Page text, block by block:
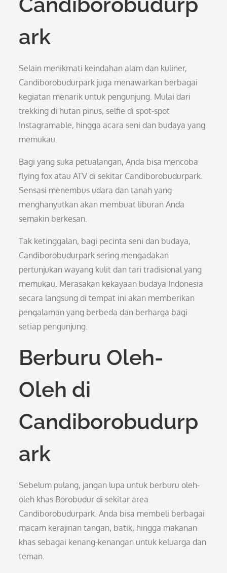
ark
Selain menikmati keindahan alam dan kuliner,
Candiborobudurpark juga menawarkan berbagai
kegiatan menarik untuk pengunjung. Mulai dari
trekking di hutan pinus, selfie di spot-spot
Instagramable, hingga acara seni dan budaya yang
memukau.
Bagi yang suka petualangan, Anda bisa mencoba
flying fox atau ATV di sekitar Candiborobudurpark.
Sensasi menembus udara dan tanah yang
menghanyutkan akan membuat liburan Anda
semakin berkesan.
Tak ketinggalan, bagi pecinta seni dan budaya,
Candiborobudurpark sering mengadakan
pertunjukan wayang kulit dan tari tradisional yang
memukau. Merasakan kekayaan budaya Indonesia
secara langsung di tempat ini akan memberikan
pengalaman yang berbeda dan berharga bagi
setiap pengunjung.
Berburu Oleh-
Oleh di
Candiborobudurp
ark
Sebelum pulang, jangan lupa untuk berburu oleh-
oleh khas Borobudur di sekitar area
Candiborobudurpark. Anda bisa membeli berbagai
macam kerajinan tangan, batik, hingga makanan
khas sebagai kenang-kenangan untuk keluarga dan
teman.